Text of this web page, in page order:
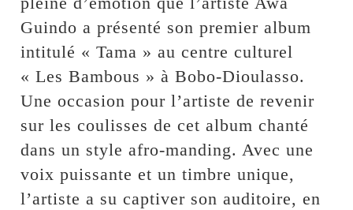
Guindo a présenté son premier album
intitulé « Tama » au centre culturel
« Les Bambous » à Bobo-Dioulasso.
Une occasion pour l’artiste de revenir
sur les coulisses de cet album chanté
dans un style afro-manding. Avec une
voix puissante et un timbre unique,
l’artiste a su captiver son auditoire, en